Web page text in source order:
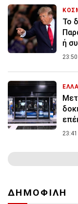
Το
ή
23:50
23:41
ΔΗΜΟΦΙΛΗ